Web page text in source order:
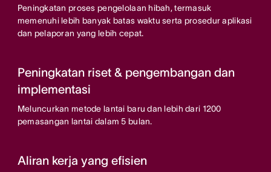
Peningkatan proses pengelolaan hibah, termasuk
memenuhi lebih banyak batas waktu serta prosedur aplikasi
dan pelaporan yang lebih cepat.
Peningkatan riset & pengembangan dan
implementasi
Meluncurkan metode lantai baru dan lebih dari 1200
pemasangan lantai dalam 5 bulan.
Aliran kerja yang efisien